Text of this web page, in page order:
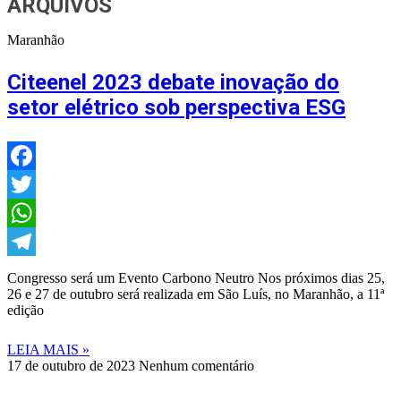
ARQUIVOS
Maranhão
Citeenel 2023 debate inovação do
setor elétrico sob perspectiva ESG
Facebook
Twitter
WhatsApp
Telegram
Congresso será um Evento Carbono Neutro Nos próximos dias 25,
26 e 27 de outubro será realizada em São Luís, no Maranhão, a 11ª
edição
LEIA MAIS »
17 de outubro de 2023 Nenhum comentário